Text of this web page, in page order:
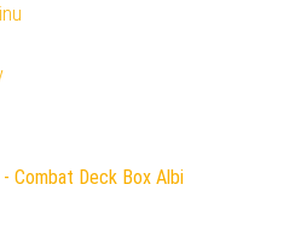
- Combat Deck Box Albi
cena byla: 599 Kč.